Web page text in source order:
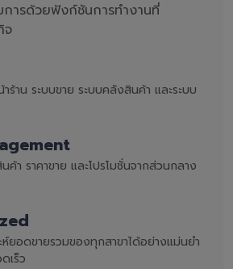
ารด้วยฟังก์ชันการทำงานที่
จ
าร้าน ระบบขาย ระบบคลังสินค้า และระบบ
ค้า ราคาขาย และโปรโมชั่นจากส่วนกลาง
ห์ยอดขายรวมของทุกสาขาได้อย่างแม่นยำ
เร็ว